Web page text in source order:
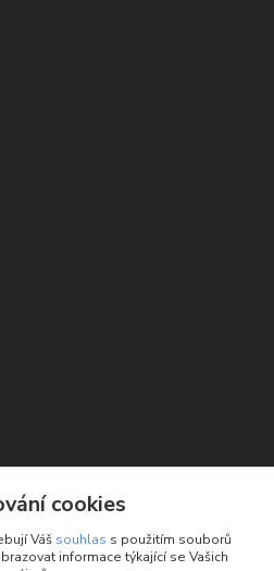
cookies
Váš souhlas s použitím souborů
informace týkající se Vašich